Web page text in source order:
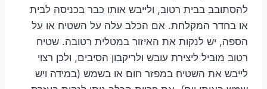
להסתובב בבית רטוב, ולייבש אותו כבר בכניסה לבית
או בחדר המקלחת. אם הכלב עלה על השטיח או על
הספה, יש לנקות את האיזור במטלית רטובה. שטיח
רטוב מוביל ליצירת עובש ולריקבון הסיבים, ולכן רצוי
לייבש את השטיח במפזר חום או בשמש (במידה ויש